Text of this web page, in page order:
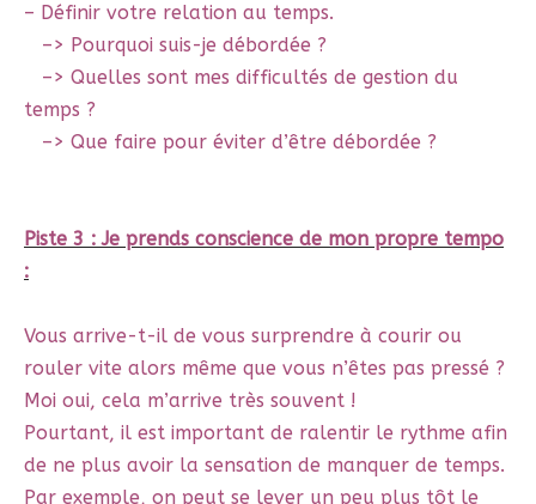
– Définir votre relation au temps.
–> Pourquoi suis-je débordée ?
–> Quelles sont mes difficultés de gestion du
temps ?
–> Que faire pour éviter d’être débordée ?
Piste 3 : Je prends conscience de mon propre tempo
:
Vous arrive-t-il de vous surprendre à courir ou
rouler vite alors même que vous n’êtes pas pressé ?
Moi oui, cela m’arrive très souvent !
Pourtant, il est important de ralentir le rythme afin
de ne plus avoir la sensation de manquer de temps.
Par exemple, on peut se lever un peu plus tôt le